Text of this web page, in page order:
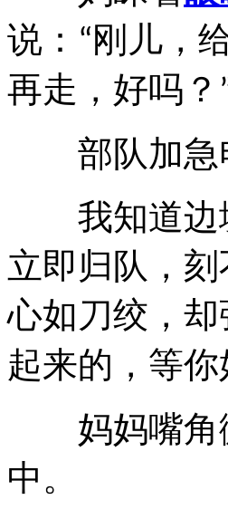
说： “ 刚儿，
再走，好吗？
部队加急
我知道边境
立即归队，
心如刀绞，
起来的，等
妈妈嘴角微
中。